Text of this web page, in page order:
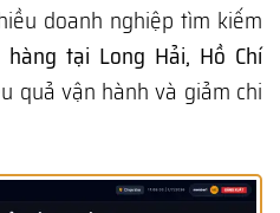
doanh nghiệp tìm kiếm
tại Long Hải, Hồ Chí
quả vận hành và giảm chi